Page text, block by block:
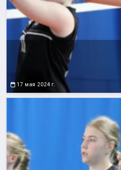
17 мая 2024 г.